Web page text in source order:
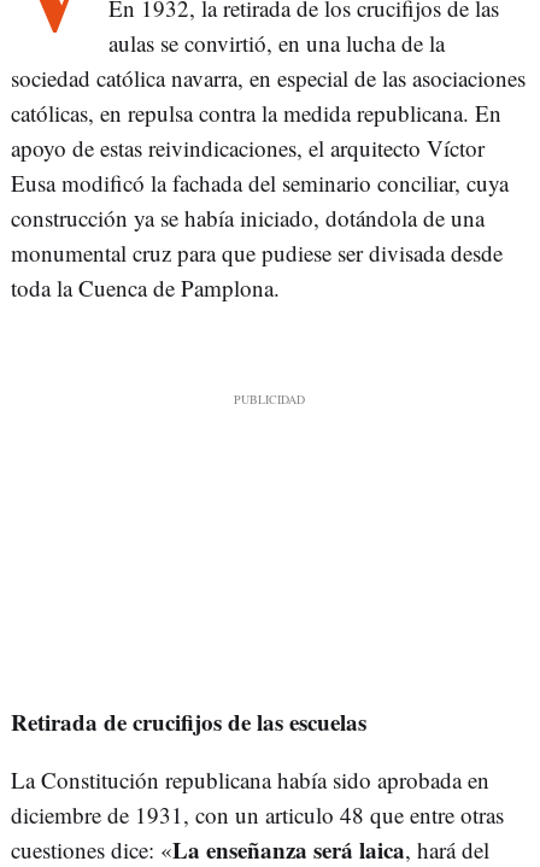
En 1932, la retirada de los crucifijos de las
aulas se convirtió, en una lucha de la
sociedad católica navarra, en especial de las asociaciones
católicas, en repulsa contra la medida republicana. En
apoyo de estas reivindicaciones, el arquitecto Víctor
Eusa modificó la fachada del seminario conciliar, cuya
construcción ya se había iniciado, dotándola de una
monumental cruz para que pudiese ser divisada desde
toda la Cuenca de Pamplona.
Retirada de crucifijos de las escuelas
La Constitución republicana había sido aprobada en
diciembre de 1931, con un articulo 48 que entre otras
cuestiones dice: «La enseñanza será laica, hará del